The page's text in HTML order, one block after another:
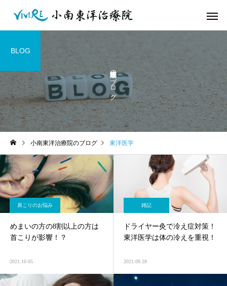
小南東洋治療院のブログ
BLOG
小南東洋治療院のブログ 東洋医学
肩こりのお悩み
めまいの方の8割以上の方は
首こりが影響！？
2021.10.05
雑記
ドライヤー灸で冷え症対策！
東洋医学は体の冷えを重視！
2021.09.28